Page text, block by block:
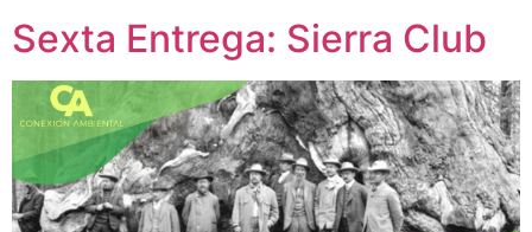
Sexta Entrega: Sierra Club